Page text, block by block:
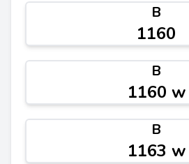
B
1160
B
1160 w
B
1163 w